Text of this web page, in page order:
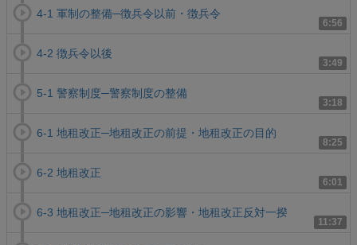
6:56
4-1 軍制の整備─徴兵令以前・徴兵令
3:49
4-2 徴兵令以後
3:18
5-1 警察制度─警察制度の整備
8:25
6-1 地租改正─地租改正の前提・地租改正の目的
6:01
6-2 地租改正
11:37
6-3 地租改正─地租改正の影響・地租改正反対一揆